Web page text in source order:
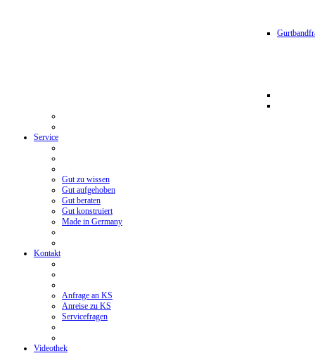
Service
Gut zu wissen
Gut aufgehoben
Gut beraten
Gut konstruiert
Made in Germany
Kontakt
Anfrage an KS
Anreise zu KS
Servicefragen
Videothek